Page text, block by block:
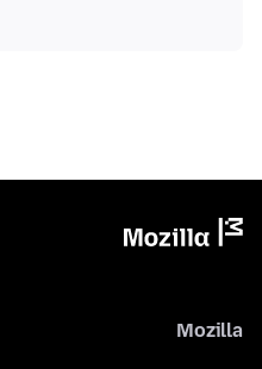
Mozilla